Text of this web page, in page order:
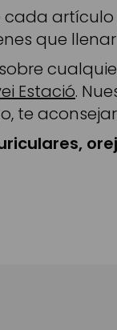
cada
que
Estació.
te